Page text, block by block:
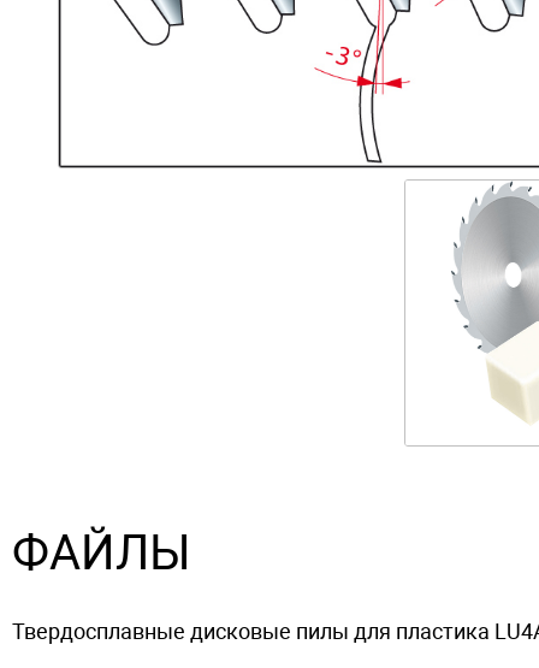
ФАЙЛЫ
Твердосплавные дисковые пилы для пластика